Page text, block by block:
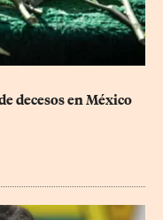
decesos en México